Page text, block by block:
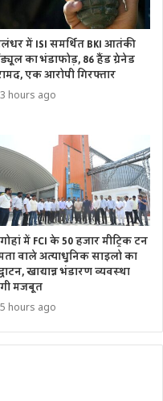
में ISI समर्थित BKI आतंकी
का भंडाफोड़, 86 हैंड ग्रेनेड
एक आरोपी गिरफ्तार
3 hours ago
में FCI के 50 हजार मीट्रिक टन
वाले अत्याधुनिक साइलो का
खाद्यान्न भंडारण व्यवस्था
मजबूत
5 hours ago